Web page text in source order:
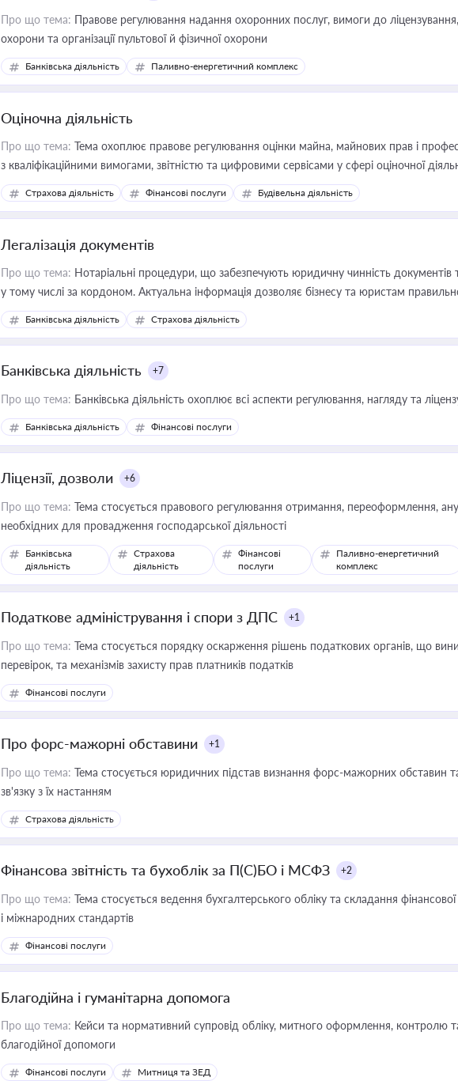
Про що тема: Правове регулювання надання охоронних послуг, вимоги до ліцензування,
охорони та організації пультової й фізичної охорони
Банківська діяльність Паливно-енергетичний комплекс
Оціночна діяльність
Про що тема: Тема охоплює правове регулювання оцінки майна, майнових прав і
з кваліфікаційними вимогами, звітністю та цифровими сервісами у сфері оціночної
медійних змін у цій сфері корисне для власника бізнесу, керівника, юриста або
приватизації, оренди державного майна, корпоративних угод і перевірки статусу
Страхова діяльність Фінансові послуги Будівельна діяльність
Легалізація документів
Про що тема: Нотаріальні процедури, що забезпечують юридичну чинність документів
у тому числі за кордоном. Актуальна інформація дозволяє бізнесу та юристам
ризиків недійсності та забезпечувати їх належне прийняття органами влади та
Банківська діяльність Страхова діяльність
Банківська діяльність +7
Про що тема: Банківська діяльність охоплює всі аспекти регулювання, нагляду та
Банківська діяльність Фінансові послуги
Ліцензії, дозволи +6
Про що тема: Тема стосується правового регулювання отримання, переоформлення,
необхідних для провадження господарської діяльності
Банківська
діяльність
Страхова
діяльність
Фінансові
послуги
Паливно-енергетичний
комплекс
Податкове адміністрування і спори з ДПС +1
Про що тема: Тема стосується порядку оскарження рішень податкових органів, що
перевірок, та механізмів захисту прав платників податків
Фінансові послуги
Про форс-мажорні обставини +1
Про що тема: Тема стосується юридичних підстав визнання форс-мажорних обставин та
зв'язку з їх настанням
Страхова діяльність
Фінансова звітність та бухоблік за П(С)БО і МСФЗ +2
Про що тема: Тема стосується ведення бухгалтерського обліку та складання
і міжнародних стандартів
Фінансові послуги
Благодійна і гуманітарна допомога
Про що тема: Кейси та нормативний супровід обліку, митного оформлення, контролю та
благодійної допомоги
Фінансові послуги Митниця та ЗЕД